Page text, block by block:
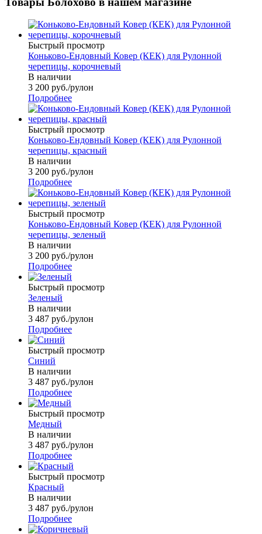
Быстрый просмотр
Коньково-Ендовный Ковер (КЕК) для Рулонной
черепицы, корочневый
В наличии
3 200 руб./рулон
Подробнее
Быстрый просмотр
Коньково-Ендовный Ковер (КЕК) для Рулонной
черепицы, красный
В наличии
3 200 руб./рулон
Подробнее
Быстрый просмотр
Коньково-Ендовный Ковер (КЕК) для Рулонной
черепицы, зеленый
В наличии
3 200 руб./рулон
Подробнее
Быстрый просмотр
Зеленый
В наличии
3 487 руб./рулон
Подробнее
Быстрый просмотр
Синий
В наличии
3 487 руб./рулон
Подробнее
Быстрый просмотр
Медный
В наличии
3 487 руб./рулон
Подробнее
Быстрый просмотр
Красный
В наличии
3 487 руб./рулон
Подробнее